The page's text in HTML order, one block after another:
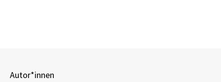
Autor*innen